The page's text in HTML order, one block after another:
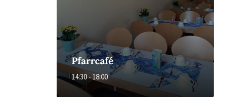
Pfarrcafé
14:30 - 18:00